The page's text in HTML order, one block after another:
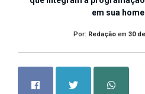
em sua
Por: Redação em 30